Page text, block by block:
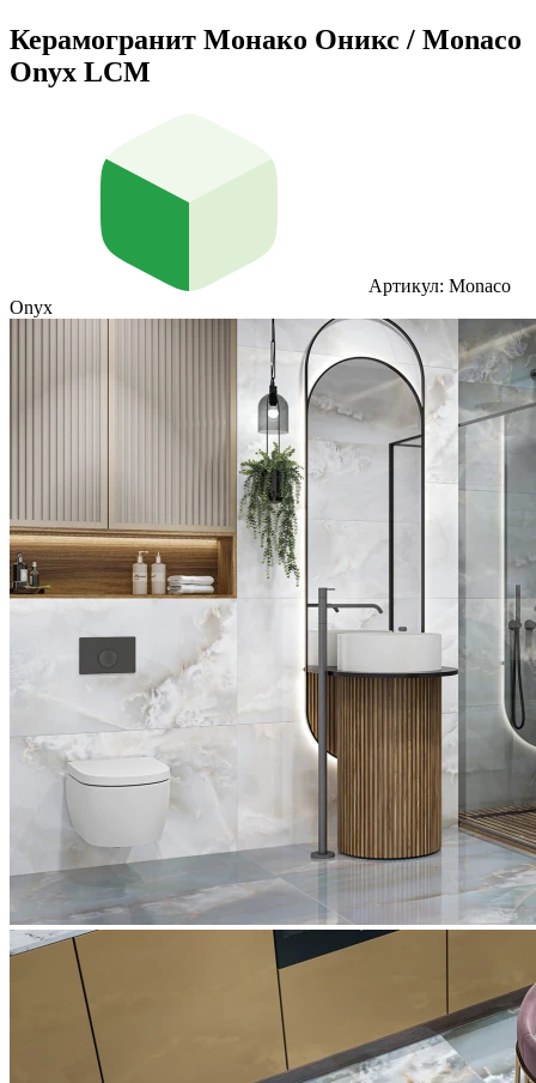
Керамогранит Монако Оникс / Monaco
Onyx LCM
Артикул: Monaco
Onyx